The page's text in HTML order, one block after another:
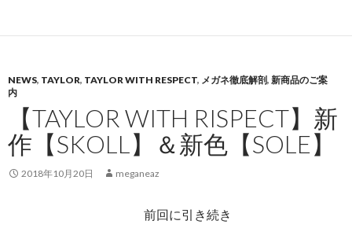
NEWS, TAYLOR, TAYLOR WITH RESPECT, メガネ徹底解剖, 新商品のご案
内
【TAYLOR WITH RISPECT】新
作【SKOLL】＆新色【SOLE】
2018年10月20日 meganeaz
前回に引き続き